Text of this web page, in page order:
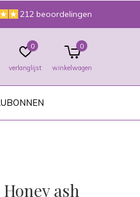
verlanglijst
0
winkelwagen
0
212 beoordelingen
ash